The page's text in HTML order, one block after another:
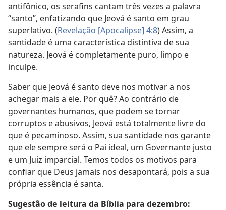
antifônico, os serafins cantam três vezes a palavra
“santo”, enfatizando que Jeová é santo em grau
superlativo. (Revelação [Apocalipse] 4:8) Assim, a
santidade é uma característica distintiva de sua
natureza. Jeová é completamente puro, limpo e
inculpe.
Saber que Jeová é santo deve nos motivar a nos
achegar mais a ele. Por quê? Ao contrário de
governantes humanos, que podem se tornar
corruptos e abusivos, Jeová está totalmente livre do
que é pecaminoso. Assim, sua santidade nos garante
que ele sempre será o Pai ideal, um Governante justo
e um Juiz imparcial. Temos todos os motivos para
confiar que Deus jamais nos desapontará, pois a sua
própria essência é santa.
Sugestão de leitura da Bíblia para dezembro: